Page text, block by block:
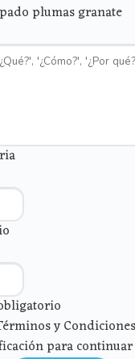
plumas granate
y
para continuar